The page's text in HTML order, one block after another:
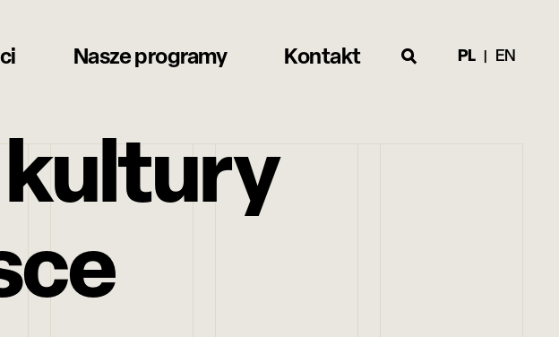
Nasze programy Kontakt PL EN